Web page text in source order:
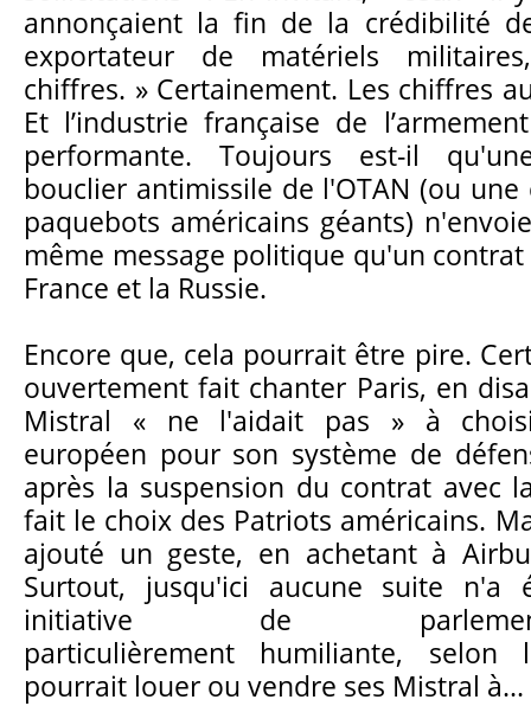
annonçaient la fin de la crédibilité
exportateur de matériels
chiffres. » Certainement. Les chiffres
Et l’industrie française de
performante. Toujours est-il
bouclier antimissile de l'OTAN (ou
paquebots américains géants)
même message politique qu'un
France et la Russie.
Encore que, cela pourrait être pire.
ouvertement fait chanter Paris, en
Mistral « ne l'aidait pas » à
européen pour son système de
après la suspension du contrat avec
fait le choix des Patriots américains.
ajouté un geste, en achetant à
Surtout, jusqu'ici aucune suite n'a
initiative de
particulièrement humiliante, selon
pourrait louer ou vendre ses Mistral à...